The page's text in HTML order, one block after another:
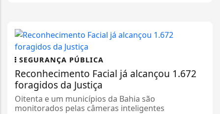
SEGURANÇA PÚBLICA
Reconhecimento Facial já alcançou 1.672
foragidos da Justiça
Oitenta e um municípios da Bahia são
monitorados pelas câmeras inteligentes